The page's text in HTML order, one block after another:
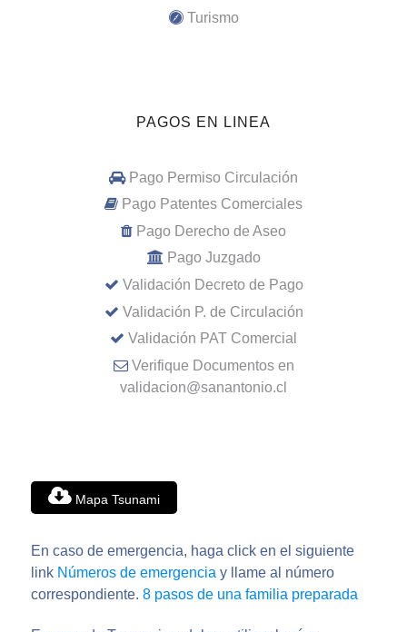
Turismo
PAGOS EN LINEA
Pago Permiso Circulación
Pago Patentes Comerciales
Pago Derecho de Aseo
Pago Juzgado
Validación Decreto de Pago
Validación P. de Circulación
Validación PAT Comercial
Verifique Documentos en
validacion@sanantonio.cl
Mapa Tsunami
En caso de emergencia, haga click en el siguiente
link Números de emergencia y llame al número
correspondiente. 8 pasos de una familia preparada